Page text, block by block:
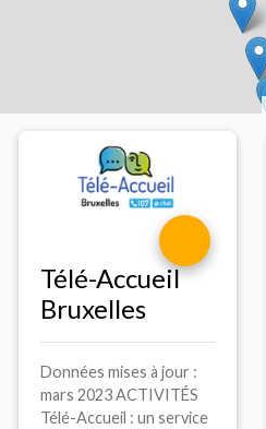
Télé-Accueil
Bruxelles
Données mises à jour :
mars 2023 ACTIVITÉS
Télé-Accueil : un service